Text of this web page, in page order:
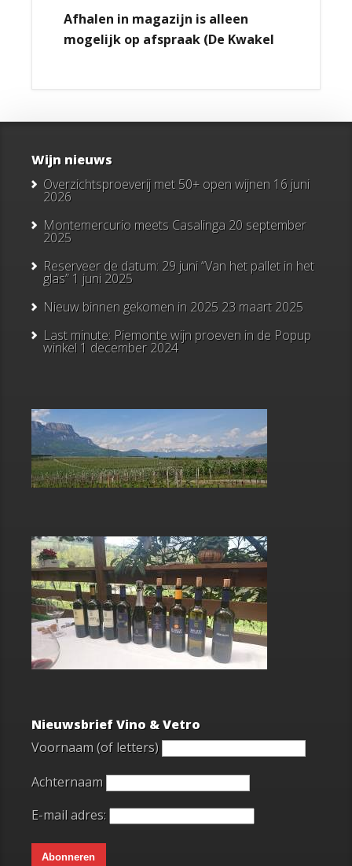
Afhalen in magazijn is alleen
mogelijk op afspraak (De Kwakel
Wijn nieuws
Overzichtsproeverij met 50+ open wijnen 16 juni
2026
Montemercurio meets Casalinga 20 september
2025
Reserveer de datum: 29 juni “Van het pallet in het
glas” 1 juni 2025
Nieuw binnen gekomen in 2025 23 maart 2025
Last minute: Piemonte wijn proeven in de Popup
winkel 1 december 2024
Nieuwsbrief Vino & Vetro
Voornaam (of letters)
Achternaam
E-mail adres: